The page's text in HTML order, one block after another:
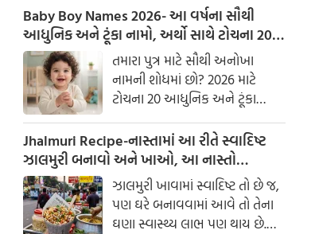
અને અંદરથી અતિ નરમ છે. મસાલા
અને ક્રીમી ટેક્સચરનું સંપૂર્ણ મિશ્રણ
તેને બધી ઉંમરના લોકોમાં પ્રિય
બનાવે છે.
Baby Boy Names 2026- આ વર્ષના સૌથી
આધુનિક અને ટૂંકા નામો, અર્થો સાથે ટોચના 20
નામોની યાદી જુઓ.તમારા પુત્ર માટે સૌથી અનોખા
નામની શોધમાં છો? 2026 માટે
ટોચના 20 આધુનિક અને ટૂંકા
બાળક છોકરાના નામોની યાદી
તપાસો, અર્થો સાથે, જે તમારા
બાળકને એક સુંદર ઓળખ આપશે.
Jhalmuri Recipe-નાસ્તામાં આ રીતે સ્વાદિષ્ટ
ઝાલમુરી બનાવો અને ખાઓ, આ નાસ્તો
મસાલેદાર અને સ્વાદિષ્ટ છે.ઝાલમુરી ખાવામાં સ્વાદિષ્ટ તો છે જ,
પણ ઘરે બનાવવામાં આવે તો તેના
ઘણા સ્વાસ્થ્ય લાભ પણ થાય છે.